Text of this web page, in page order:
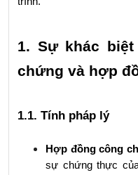
1. Sự khác
chứng và hợp
1.1. Tính pháp lý
Hợp đồng công
sự chứng thực